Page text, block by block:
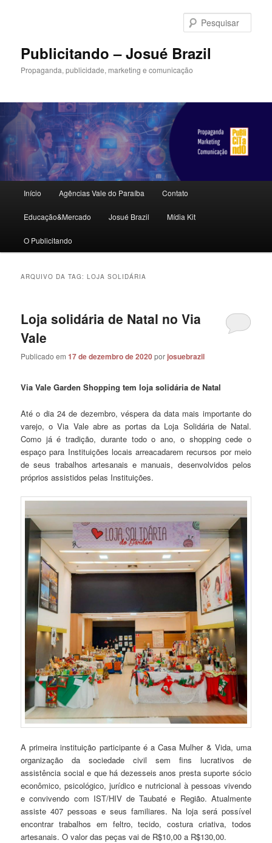
principal
secundárioPublicitando – Josué Brazil
Propaganda, publicidade, marketing e comunicação
principal
Início Agências Vale do Paraíba Contato
Educação&Mercado Josué Brazil Mídia Kit
O Publicitando
ARQUIVO DA TAG:LOJA SOLIDÁRIA
Loja solidária de Natal no Via
Vale
Publicado em17 de dezembro de 2020porjosuebrazil
Via Vale Garden Shopping tem loja solidária de Natal
Até o dia 24 de dezembro, véspera da data mais importante do
varejo, o Via Vale abre as portas da Loja Solidária de Natal.
Como já é tradição, durante todo o ano, o shopping cede o
espaço para Instituições locais arreacadarem recursos por meio
de seus trabalhos artesanais e manuais, desenvolvidos pelos
próprios assistidos pelas Instituições.
A primeira instituição participante é a Casa Mulher & Vida, uma
organização da sociedade civil sem fins lucrativos de
assistência social e que há dezesseis anos presta suporte sócio
econômico, psicológico, jurídico e nutricional à pessoas vivendo
e convivendo com IST/HIV de Taubaté e Região. Atualmente
assiste 407 pessoas e seus familiares. Na loja será possível
encontrar trabalhos em feltro, tecido, costura criativa, todos
artesanais. O valor das peças vai de R$10,00 a R$130,00.